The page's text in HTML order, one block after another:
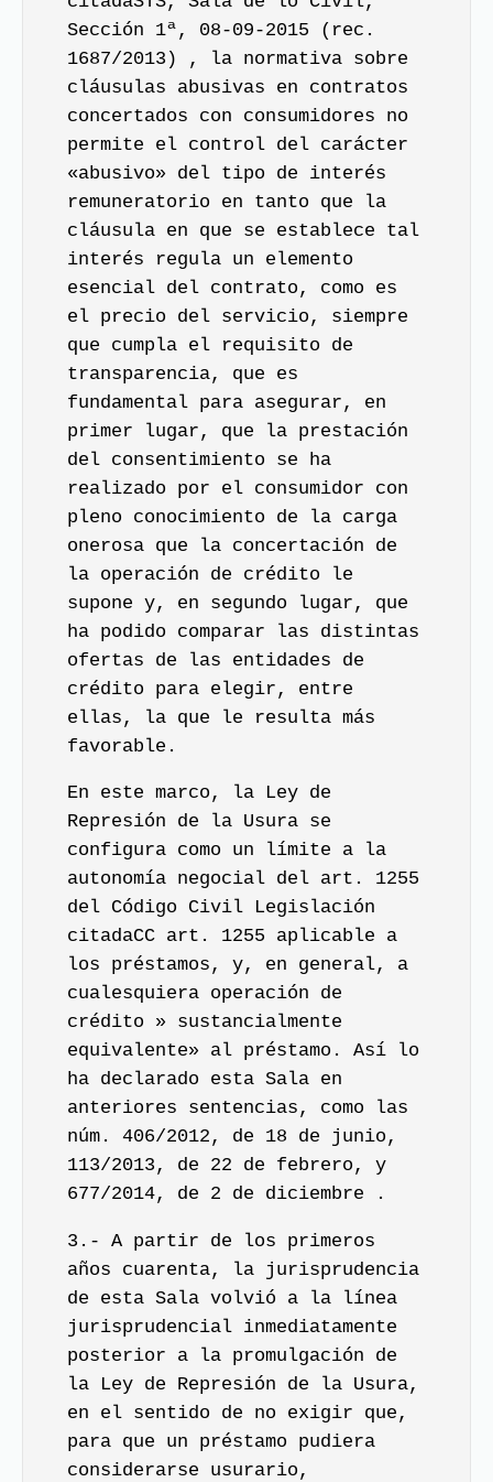
Sección 1ª, 08-09-2015 (rec.
1687/2013) , la normativa sobre
cláusulas abusivas en contratos
concertados con consumidores no
permite el control del carácter
«abusivo» del tipo de interés
remuneratorio en tanto que la
cláusula en que se establece tal
interés regula un elemento
esencial del contrato, como es
el precio del servicio, siempre
que cumpla el requisito de
transparencia, que es
fundamental para asegurar, en
primer lugar, que la prestación
del consentimiento se ha
realizado por el consumidor con
pleno conocimiento de la carga
onerosa que la concertación de
la operación de crédito le
supone y, en segundo lugar, que
ha podido comparar las distintas
ofertas de las entidades de
crédito para elegir, entre
ellas, la que le resulta más
favorable.
En este marco, la Ley de
Represión de la Usura se
configura como un límite a la
autonomía negocial del art. 1255
del Código Civil Legislación
citadaCC art. 1255 aplicable a
los préstamos, y, en general, a
cualesquiera operación de
crédito » sustancialmente
equivalente» al préstamo. Así lo
ha declarado esta Sala en
anteriores sentencias, como las
núm. 406/2012, de 18 de junio,
113/2013, de 22 de febrero, y
677/2014, de 2 de diciembre .
3.- A partir de los primeros
años cuarenta, la jurisprudencia
de esta Sala volvió a la línea
jurisprudencial inmediatamente
posterior a la promulgación de
la Ley de Represión de la Usura,
en el sentido de no exigir que,
para que un préstamo pudiera
considerarse usurario,